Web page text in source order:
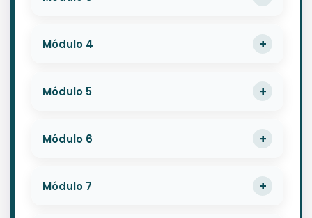
Módulo 4
Módulo 5
Módulo 6
Módulo 7